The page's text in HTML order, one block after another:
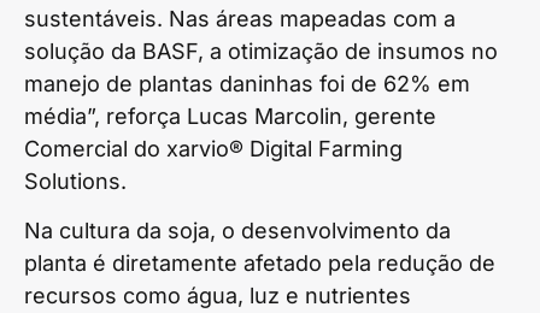
sustentáveis. Nas áreas mapeadas com a
solução da BASF, a otimização de insumos no
manejo de plantas daninhas foi de 62% em
média”, reforça Lucas Marcolin, gerente
Comercial do xarvio® Digital Farming
Solutions.
Na cultura da soja, o desenvolvimento da
planta é diretamente afetado pela redução de
recursos como água, luz e nutrientes